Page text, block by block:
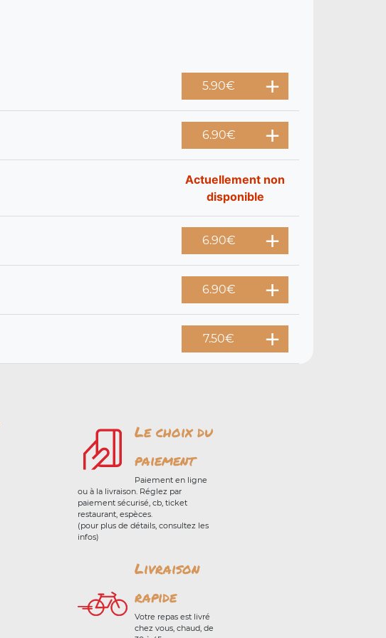
5.90€
6.90€
Actuellement non
disponible
6.90€
6.90€
7.50€
Le choix du
paiement
Paiement en ligne
ou à la livraison. Réglez par
paiement sécurisé, cb, ticket
restaurant, espèces.
(pour plus de détails, consultez les
infos)
Livraison
rapide
Votre repas est livré
chez vous, chaud, de